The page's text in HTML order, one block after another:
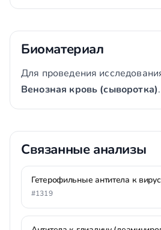
Биоматериал
Для проведения
Венозная кровь (сыворотка).
Связанные анализы
Гетерофильные антитела к
#1319